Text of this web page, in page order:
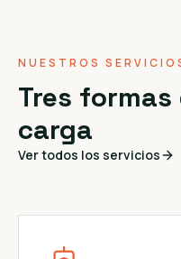
NUESTROS
Tres
carga
Ver todos los servicios